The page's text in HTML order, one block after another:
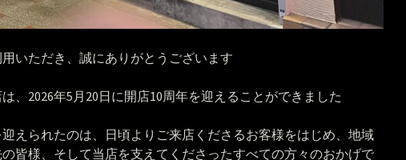
いただき、誠にありがとうございます
、2026年5月20日に開店10周年を迎えることができました
えられたのは、日頃よりご来店くださるお客様をはじめ、地域
皆様、そして当店を支えてくださったすべての方々のおかげで